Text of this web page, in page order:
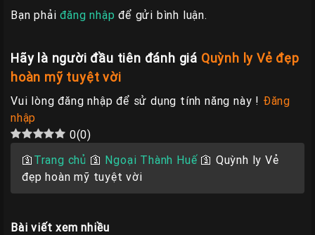
Bạn phảiđăng nhập để gửi bình luận.
Hãy là người đầu tiên đánh giá Quỳnh ly Vẻ đẹp
hoàn mỹ tuyệt vời
Vui lòng đăng nhập để sử dụng tính năng này ! Đăng
nhập
0(0)
🛐 Trang chủ 🛐 Ngoại Thành Huế🛐 Quỳnh ly Vẻ
đẹp hoàn mỹ tuyệt vời
Bài viết xem nhiều